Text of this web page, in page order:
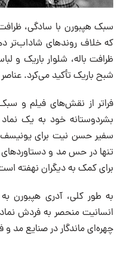
سبک هپبورن با سادگی،
ظرافت باله، شلوار باریک و
شبح باریک تأکید می‌کرد.
فراتر از نقش‌های فیلم و
بشردوستانه خود به یک
سفیر حسن نیت برای یونیسف
تنها در حس مد و دستاوردهای
برای کمک به دیگران نهفته
به طور کلی، آدری هپبورن
انسانیت منحصر به فردش
چهره‌ای ماندگار در صنایع مد و